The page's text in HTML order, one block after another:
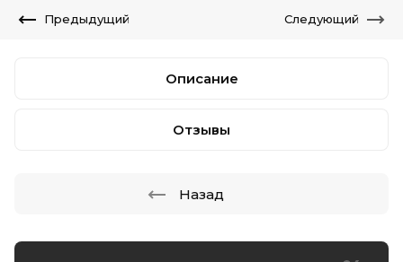
Предыдущий Следующий
Описание
Отзывы
Назад